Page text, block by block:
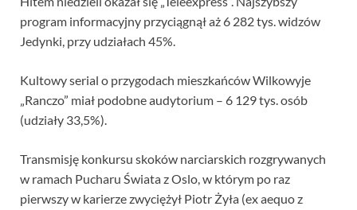
program informacyjny przyciągnął aż 6 282 tys. widzów
Jedynki, przy udziałach 45%.
Kultowy serial o przygodach mieszkańców Wilkowyje
„Ranczo” miał podobne audytorium – 6 129 tys. osób
(udziały 33,5%).
Transmisję konkursu skoków narciarskich rozgrywanych
w ramach Pucharu Świata z Oslo, w którym po raz
pierwszy w karierze zwyciężył Piotr Żyła (ex aequo z